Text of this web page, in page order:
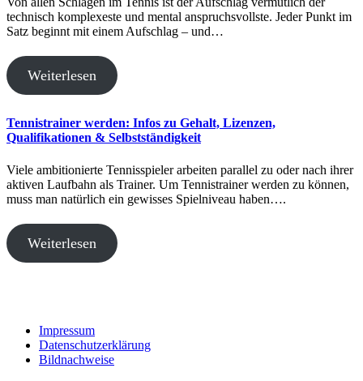
technisch komplexeste und mental anspruchsvollste. Jeder Punkt im
Satz beginnt mit einem Aufschlag – und…
Weiterlesen
Tennistrainer werden: Infos zu Gehalt, Lizenzen,
Qualifikationen & Selbstständigkeit
Viele ambitionierte Tennisspieler arbeiten parallel zu oder nach ihrer
aktiven Laufbahn als Trainer. Um Tennistrainer werden zu können,
muss man natürlich ein gewisses Spielniveau haben….
Weiterlesen
Impressum
Datenschutzerklärung
Bildnachweise